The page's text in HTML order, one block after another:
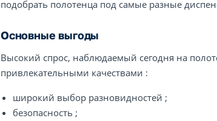
подобрать полотенца под самые разные
Основные выгоды
Высокий спрос, наблюдаемый сегодня на
привлекательными качествами :
широкий выбор разновидностей ;
безопасность ;